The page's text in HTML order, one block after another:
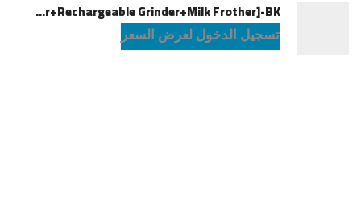
LePresso Brewology Coffee Kit [Espresso Maker+Rechargeable Grinder+Milk Frother]-BK
تسجيل الدخول لعرض السعر